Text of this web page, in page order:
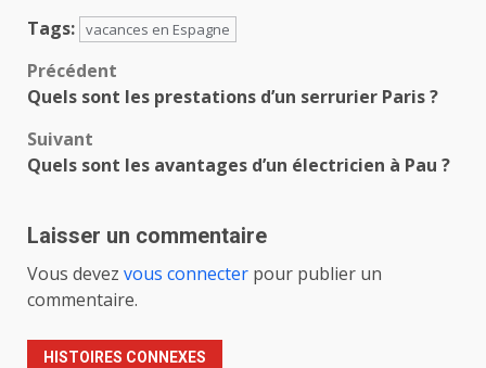
Tags: vacances en Espagne
Navigation
Précédent
Quels sont les prestations d’un serrurier Paris ?
Suivant
Quels sont les avantages d’un électricien à Pau ?
Laisser un commentaire
Vous devez vous connecter pour publier un
commentaire.
HISTOIRES CONNEXES